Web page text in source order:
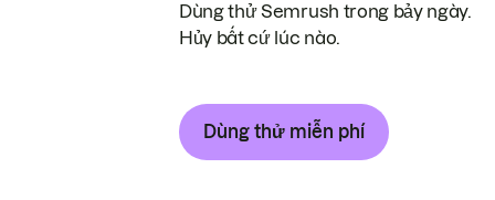
Dùng thử Semrush trong bảy ngày.
Hủy bất cứ lúc nào.
Dùng thử miễn phí